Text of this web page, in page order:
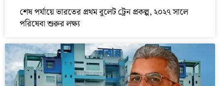
শেষ পর্যায়ে ভারতের প্রথম বুলেট ট্রেন প্রকল্প, ২০২৭ সালে
পরিষেবা শুরুর লক্ষ্য